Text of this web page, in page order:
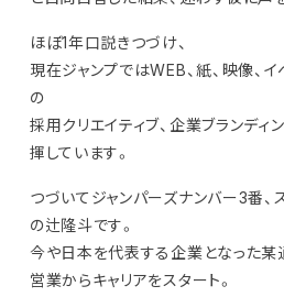
ほぼ1年口説きつづけ、
現在ジャンプではWEB、紙、映像、
の
採用クリエイティブ、企業ブランディ
揮しています。
つづいてジャンパーズナンバー3番
の辻隆斗です。
今や日本を代表する企業となった某
営業からキャリアをスタート。